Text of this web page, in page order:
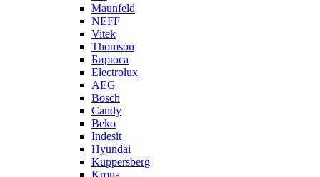
Maunfeld
NEFF
Vitek
Thomson
Бирюса
Electrolux
AEG
Bosch
Candy
Beko
Indesit
Hyundai
Kuppersberg